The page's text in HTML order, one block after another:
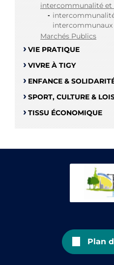
intercommunalité et
intercommunaux
Marchés Publics
VIE PRATIQUE
VIVRE À TIGY
ENFANCE &
SPORT, CULTURE &
TISSU ÉCONOMIQUE
Plan